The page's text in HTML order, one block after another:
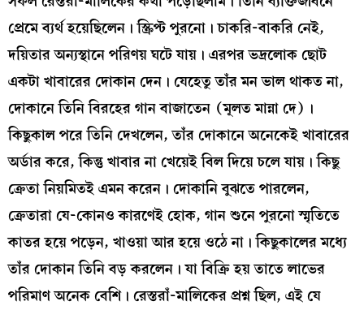
প্রেমে ব্যর্থ হয়েছিলেন। স্ক্রিপ্ট পুরনো। চাকরি-বাকরি নেই,
দয়িতার অন্যস্থানে পরিণয় ঘটে যায়। এরপর ভদ্রলোক ছোট
একটা খাবারের দোকান দেন। যেহেতু তাঁর মন ভাল থাকত না,
দোকানে তিনি বিরহের গান বাজাতেন (মূলত মান্না দে)।
কিছুকাল পরে তিনি দেখলেন, তাঁর দোকানে অনেকেই খাবারের
অর্ডার করে, কিন্তু খাবার না খেয়েই বিল দিয়ে চলে যায়। কিছু
ক্রেতা নিয়মিতই এমন করেন। দোকানি বুঝতে পারলেন,
ক্রেতারা যে-কোনও কারণেই হোক, গান শুনে পুরনো স্মৃতিতে
কাতর হয়ে পড়েন, খাওয়া আর হয়ে ওঠে না। কিছুকালের মধ্যে
তাঁর দোকান তিনি বড় করলেন। যা বিক্রি হয় তাতে লাভের
পরিমাণ অনেক বেশি। রেস্তরাঁ-মালিকের প্রশ্ন ছিল, এই যে